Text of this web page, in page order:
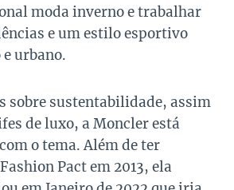
moda inverno e trabalhar
e um estilo esportivo
urbano.
sobre sustentabilidade, assim
de luxo, a Moncler está
o tema. Além de ter
Pact em 2013, ela